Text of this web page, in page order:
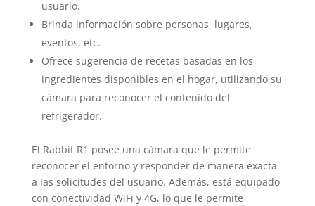
usuario.
Brinda información sobre personas, lugares,
eventos, etc.
Ofrece sugerencia de recetas basadas en los
ingredientes disponibles en el hogar, utilizando su
cámara para reconocer el contenido del
refrigerador.
El Rabbit R1 posee una cámara que le permite
reconocer el entorno y responder de manera exacta
a las solicitudes del usuario. Además, está equipado
con conectividad WiFi y 4G, lo que le permite